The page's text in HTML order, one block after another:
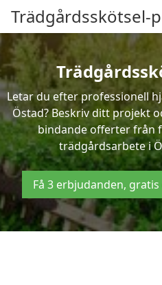
Trädgårdsskötsel-
Letar du efter professionell
Östad? Beskriv ditt projekt
bindande offerter från
trädgårdsarbete i
Få 3 erbjudanden,